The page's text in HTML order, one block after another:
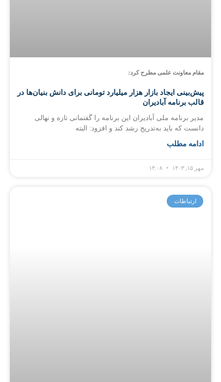
مقام معاونت علمی مطرح کرد:
پیش‌بینی ایجاد بازار هزار میلیارد تومانی برای دانش بنیان‌ها در
قالب برنامه آبادیران
مدیر برنامه ملی آبادیران این برنامه را گفتمانی تازه و نهالی
دانست که باید به‌تدریج رشد کند و افزود: البته
ادامه مطلب
مهر ۱۵, ۱۴۰۳
ارتباطات